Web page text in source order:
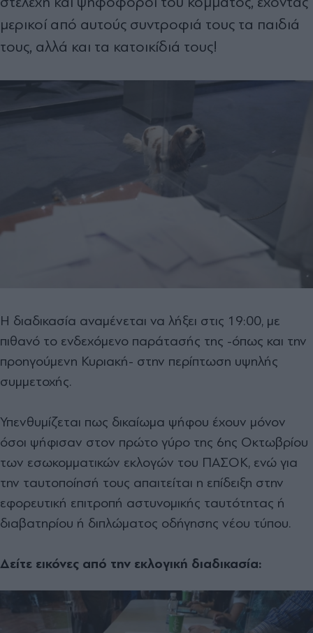
μερικοί από αυτούς συντροφιά τους τα παιδιά
τους, αλλά και τα κατοικίδιά τους!
Η διαδικασία αναμένεται να λήξει στις 19:00, με
πιθανό το ενδεχόμενο παράτασής της -όπως και την
προηγούμενη Κυριακή- στην περίπτωση υψηλής
συμμετοχής.
Υπενθυμίζεται πως δικαίωμα ψήφου έχουν μόνον
όσοι ψήφισαν στον πρώτο γύρο της 6ης Οκτωβρίου
των εσωκομματικών εκλογών του ΠΑΣΟΚ, ενώ για
την ταυτοποίησή τους απαιτείται η επίδειξη στην
εφορευτική επιτροπή αστυνομικής ταυτότητας ή
διαβατηρίου ή διπλώματος οδήγησης νέου τύπου.
Δείτε εικόνες από την εκλογική διαδικασία: